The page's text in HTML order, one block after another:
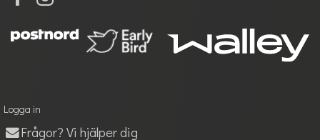
Logga in
Frågor? Vi hjälper dig